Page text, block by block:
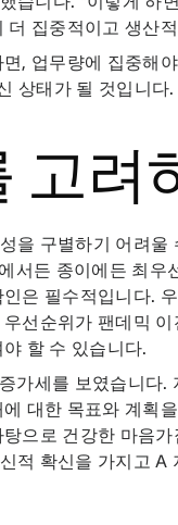
더 집중적이고 생산
, 업무량에 집중해
상태가 될 것입니다.
고려
을 구별하기 어려울
서든 종이에든 최우
은 필수적입니다.
선순위가 팬데믹
할 수 있습니다.
증가세를 보였습니다.
대한 목표와 계획
으로 건강한 마음
적 확신을 가지고 A